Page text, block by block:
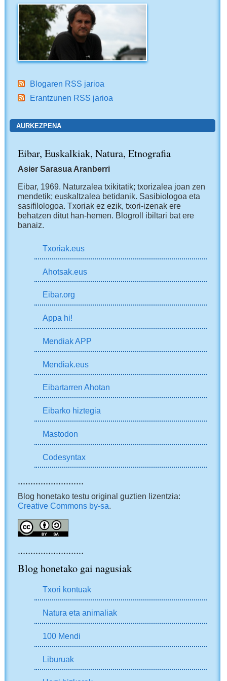
Blogaren RSS jarioa
Erantzunen RSS jarioa
AURKEZPENA
Eibar, Euskalkiak, Natura, Etnografia
Asier Sarasua Aranberri
Eibar, 1969. Naturzalea txikitatik; txorizalea joan zen
mendetik; euskaltzalea betidanik. Sasibiologoa eta
sasifilologoa. Txoriak ez ezik, txori-izenak ere
behatzen ditut han-hemen. Blogroll ibiltari bat ere
banaiz.
Txoriak.eus
Ahotsak.eus
Eibar.org
Appa hi!
Mendiak APP
Mendiak.eus
Eibartarren Ahotan
Eibarko hiztegia
Mastodon
Codesyntax
..........................
Blog honetako testu original guztien lizentzia:
Creative Commons by-sa
..........................
Blog honetako gai nagusiak
Txori kontuak
Natura eta animaliak
100 Mendi
Liburuak